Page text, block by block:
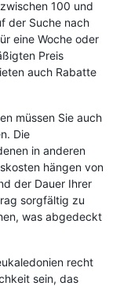
100 und
der Suche nach
eine Woche oder
Preis
auch Rabatte
müssen Sie auch
Die
in anderen
hängen von
der Dauer Ihrer
sorgfältig zu
was abgedeckt
recht
sein, das